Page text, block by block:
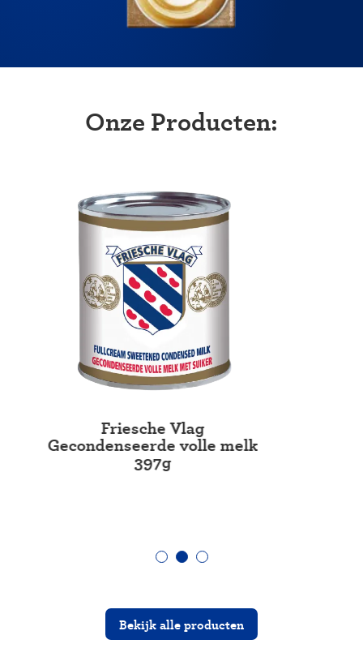
Onze Producten:
Friesche Vlag
Gecondenseerde volle melk
397g
Bekijk alle producten